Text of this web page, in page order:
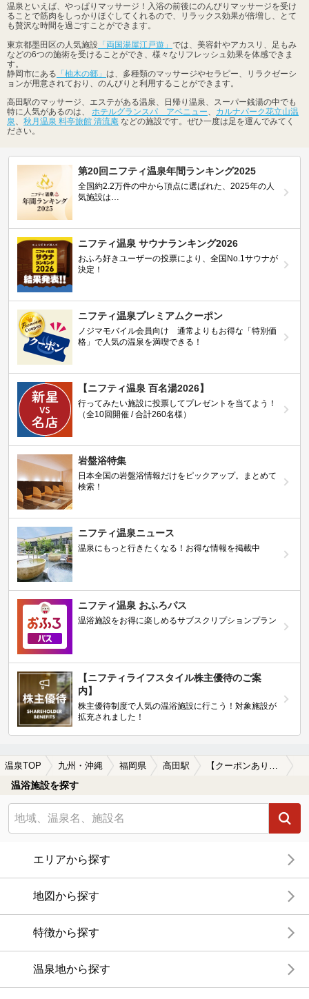
温泉といえば、やっぱりマッサージ！入浴の前後にのんびりマッサージを受け
ることで筋肉をしっかりほぐしてくれるので、リラックス効果が倍増し、とて
も贅沢な時間を過ごすことができます。
東京都墨田区の人気施設 「両国湯屋江戸遊」 では、美容針やアカスリ、足もみ
などの6つの施術を受けることができ、様々なリフレッシュ効果を体感できま
す。
静岡市にある 「柚木の郷」 は、多種類のマッサージやセラピー、リラクゼーシ
ョンが用意されており、のんびりと利用することができます。
高田駅のマッサージ、エステがある温泉、日帰り温泉、スーパー銭湯の中でも
特に人気があるのは、 ホテルグランスパ アベニュー
カルナパーク花立山温
泉
秋月温泉 料亭旅館 清流庵 などの施設です。ぜひ一度は足を運んでみてく
ださい。
第20回ニフティ温泉年間ランキング2025
全国約2.2万件の中から頂点に選ばれた、2025年の人
気施設は…
ニフティ温泉 サウナランキング2026
おふろ好きユーザーの投票により、全国No.1サウナが
決定！
ニフティ温泉プレミアムクーポン
ノジマモバイル会員向け 通常よりもお得な「特別価
格」で人気の温泉を満喫できる！
【ニフティ温泉 百名湯2026】
行ってみたい施設に投票してプレゼントを当てよう！
（全10回開催 / 合計260名様）
岩盤浴特集
日本全国の岩盤浴情報だけをピックアップ。まとめて
検索！
ニフティ温泉ニュース
温泉にもっと行きたくなる！お得な情報を掲載中
ニフティ温泉 おふろパス
温浴施設をお得に楽しめるサブスクリプションプラン
【ニフティライフスタイル株主優待のご案
内】
株主優待制度で人気の温浴施設に行こう！対象施設が
拡充されました！
温泉TOP 九州・沖縄 福岡県 高田駅 【クーポンあり】マッサージ、エステがある高田駅近くの温泉、日帰り温泉、スーパー銭湯おすすめ
温浴施設を探す
エリアから探す
地図から探す
特徴から探す
温泉地から探す